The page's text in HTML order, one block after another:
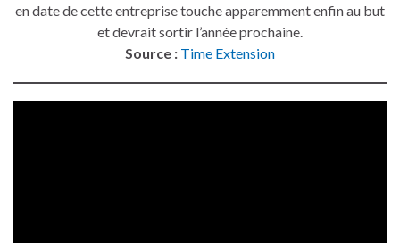
en date de cette entreprise touche apparemment enfin au but
et devrait sortir l’année prochaine.
Source : Time Extension